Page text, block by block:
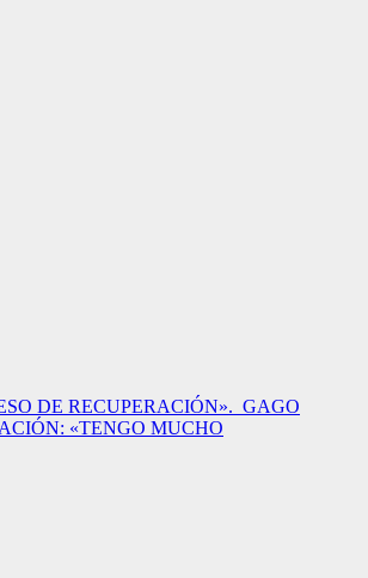
DE RECUPERACIÓN». GAGO
«TENGO MUCHO